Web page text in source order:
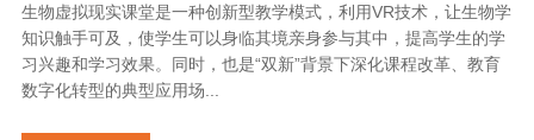
生物虚拟现实课堂是一种创新型教学模式，利用VR技术，让生物学
知识触手可及，使学生可以身临其境亲身参与其中，提高学生的学
习兴趣和学习效果。同时，也是“双新”背景下深化课程改革、教育
数字化转型的典型应用场...